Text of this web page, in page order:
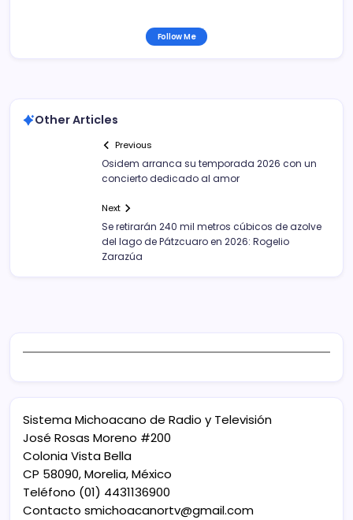
Follow Me
Other Articles
Previous
Osidem arranca su temporada 2026 con un
concierto dedicado al amor
Next
Se retirarán 240 mil metros cúbicos de azolve
del lago de Pátzcuaro en 2026: Rogelio
Zarazúa
Sistema Michoacano de Radio y Televisión
José Rosas Moreno #200
Colonia Vista Bella
CP 58090, Morelia, México
Teléfono (01) 4431136900
Contacto smichoacanortv@gmail.com